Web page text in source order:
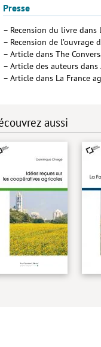
Presse
– Recension du livre
– Recension de l’ouvrage
– Article dans The
– Article des auteurs
– Article dans La France
aussi